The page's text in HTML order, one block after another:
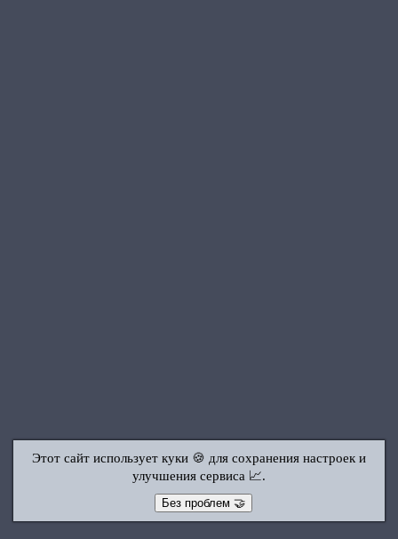
Этот сайт использует куки 🍪 для сохранения настроек и
улучшения сервиса 📈.
Без проблем 🤝